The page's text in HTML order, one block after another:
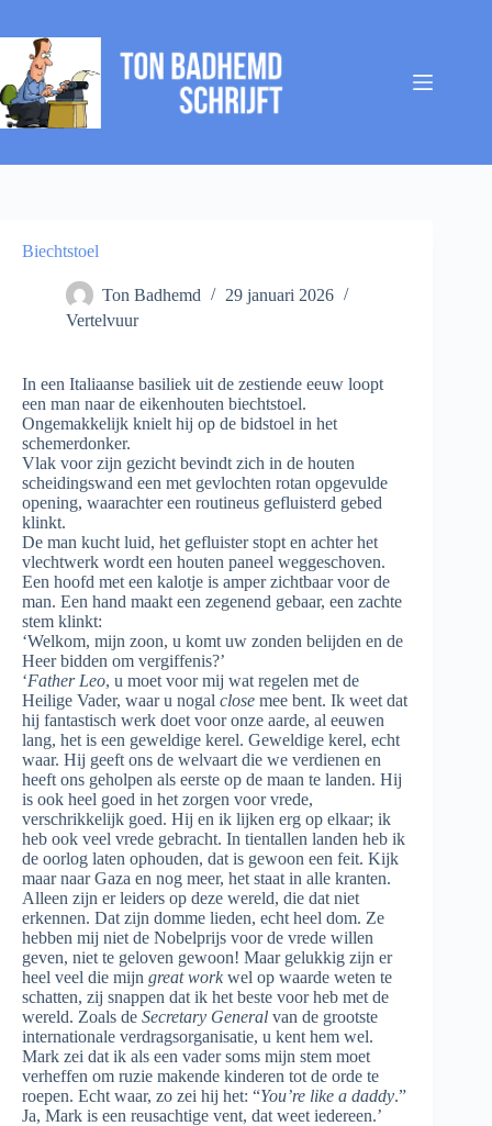
inhoud
Biechtstoel
Ton Badhemd
29 januari 2026
Vertelvuur
In een Italiaanse basiliek uit de zestiende eeuw loopt
een man naar de eikenhouten biechtstoel.
Ongemakkelijk knielt hij op de bidstoel in het
schemerdonker.
Vlak voor zijn gezicht bevindt zich in de houten
scheidingswand een met gevlochten rotan opgevulde
opening, waarachter een routineus gefluisterd gebed
klinkt.
De man kucht luid, het gefluister stopt en achter het
vlechtwerk wordt een houten paneel weggeschoven.
Een hoofd met een kalotje is amper zichtbaar voor de
man. Een hand maakt een zegenend gebaar, een zachte
stem klinkt:
‘Welkom, mijn zoon, u komt uw zonden belijden en de
Heer bidden om vergiffenis?’
‘Father Leo, u moet voor mij wat regelen met de
Heilige Vader, waar u nogal close mee bent. Ik weet dat
hij fantastisch werk doet voor onze aarde, al eeuwen
lang, het is een geweldige kerel. Geweldige kerel, echt
waar. Hij geeft ons de welvaart die we verdienen en
heeft ons geholpen als eerste op de maan te landen. Hij
is ook heel goed in het zorgen voor vrede,
verschrikkelijk goed. Hij en ik lijken erg op elkaar; ik
heb ook veel vrede gebracht. In tientallen landen heb ik
de oorlog laten ophouden, dat is gewoon een feit. Kijk
maar naar Gaza en nog meer, het staat in alle kranten.
Alleen zijn er leiders op deze wereld, die dat niet
erkennen. Dat zijn domme lieden, echt heel dom. Ze
hebben mij niet de Nobelprijs voor de vrede willen
geven, niet te geloven gewoon! Maar gelukkig zijn er
heel veel die mijn great work wel op waarde weten te
schatten, zij snappen dat ik het beste voor heb met de
wereld. Zoals de Secretary General van de grootste
internationale verdragsorganisatie, u kent hem wel.
Mark zei dat ik als een vader soms mijn stem moet
verheffen om ruzie makende kinderen tot de orde te
roepen. Echt waar, zo zei hij het: “You’re like a daddy.”
Ja, Mark is een reusachtige vent, dat weet iedereen.’